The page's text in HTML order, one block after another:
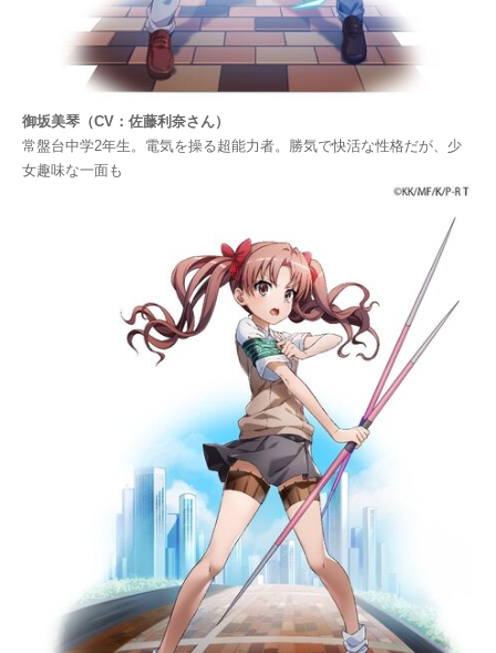
御坂美琴（CV：佐藤利奈さん）
常盤台中学2年生。電気を操る超能力者。勝気で快活な性格だが、少
女趣味な一面も